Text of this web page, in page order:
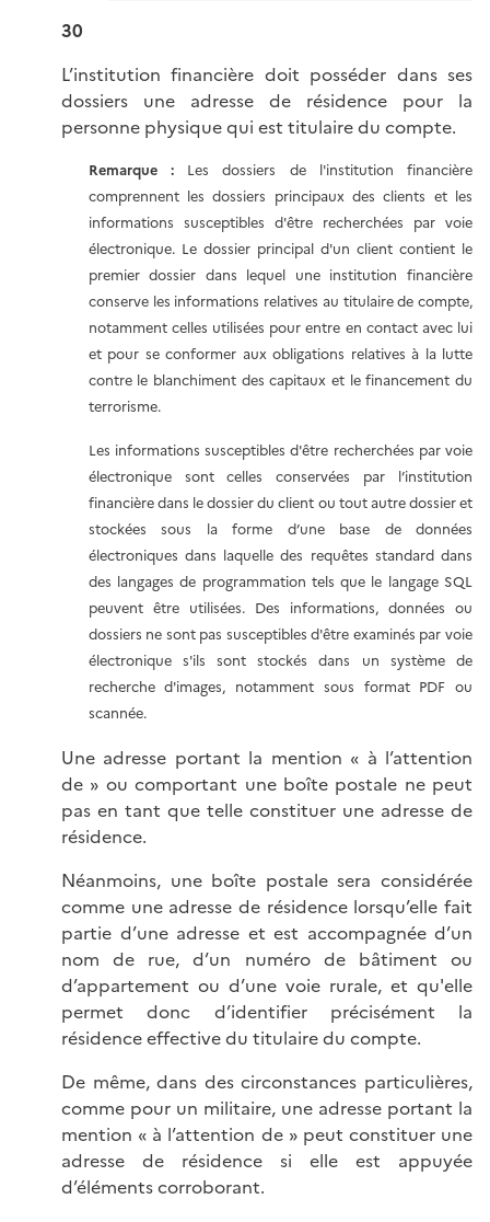
30
L’institution financière doit posséder dans ses
dossiers une adresse de résidence pour la
personne physique qui est titulaire du compte.
Remarque : Les dossiers de l'institution financière
comprennent les dossiers principaux des clients et les
informations susceptibles d'être recherchées par voie
électronique. Le dossier principal d'un client contient le
premier dossier dans lequel une institution financière
conserve les informations relatives au titulaire de compte,
notamment celles utilisées pour entre en contact avec lui
et pour se conformer aux obligations relatives à la lutte
contre le blanchiment des capitaux et le financement du
terrorisme.
Les informations susceptibles d'être recherchées par voie
électronique sont celles conservées par l’institution
financière dans le dossier du client ou tout autre dossier et
stockées sous la forme d’une base de données
électroniques dans laquelle des requêtes standard dans
des langages de programmation tels que le langage SQL
peuvent être utilisées. Des informations, données ou
dossiers ne sont pas susceptibles d'être examinés par voie
électronique s'ils sont stockés dans un système de
recherche d'images, notamment sous format PDF ou
scannée.
Une adresse portant la mention « à l’attention
de » ou comportant une boîte postale ne peut
pas en tant que telle constituer une adresse de
résidence.
Néanmoins, une boîte postale sera considérée
comme une adresse de résidence lorsqu’elle fait
partie d’une adresse et est accompagnée d’un
nom de rue, d’un numéro de bâtiment ou
d’appartement ou d’une voie rurale, et qu'elle
permet donc d’identifier précisément la
résidence effective du titulaire du compte.
De même, dans des circonstances particulières,
comme pour un militaire, une adresse portant la
mention « à l’attention de » peut constituer une
adresse de résidence si elle est appuyée
d’éléments corroborant.